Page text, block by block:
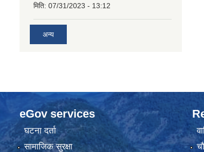
मिति: 07/31/2023 - 13:12
अन्य
eGov services
घटना दर्ता
सामाजिक सुरक्षा